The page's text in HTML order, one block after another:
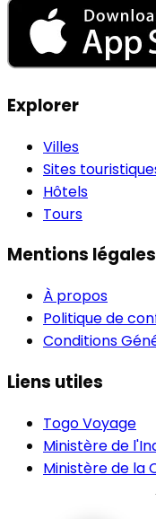
Explorer
Villes
Sites
Hôtels
Tours
Mentions légales
À propos
Politique de
Conditions
Liens utiles
Togo Voyage
Ministère de
Ministère de la